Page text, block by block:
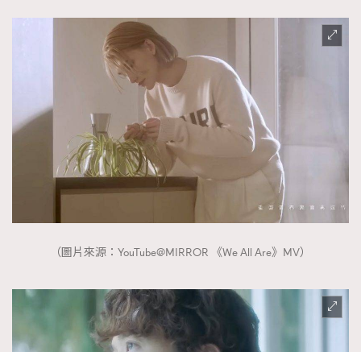
（圖片來源：YouTube@MIRROR 《We All Are》MV）